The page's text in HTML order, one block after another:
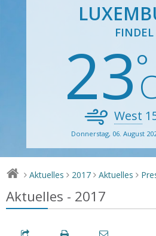
FINDEL
23
West
Donnerstag, 06. August
> Aktuelles > 2017 > Aktuelles >
Aktuelles - 2017